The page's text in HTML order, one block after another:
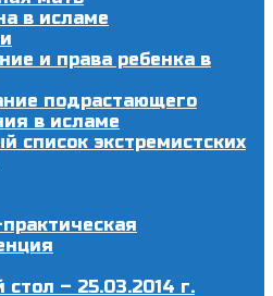
в исламе
и права ребенка в
подрастающего
в исламе
список экстремистских
стол – 25.03.2014 г.